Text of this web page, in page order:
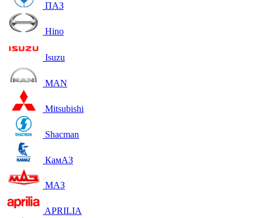
ПАЗ
Hino
Isuzu
MAN
Mitsubishi
Shacman
КамАЗ
МАЗ
APRILIA